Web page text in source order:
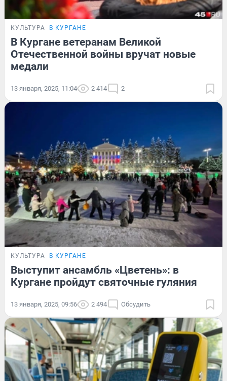
КУЛЬТУРА В КУРГАНЕ
В Кургане ветеранам Великой
Отечественной войны вручат новые
медали
13 января, 2025, 11:04 2 414 2
КУЛЬТУРА В КУРГАНЕ
Выступит ансамбль «Цветень»: в
Кургане пройдут святочные гуляния
13 января, 2025, 09:56 2 494 Обсудить